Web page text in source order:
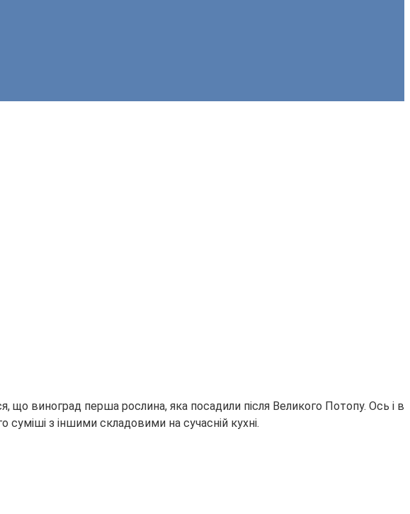
що виноград перша рослина, яка посадили після Великого Потопу. Ось і в
суміші з іншими складовими на сучасній кухні.